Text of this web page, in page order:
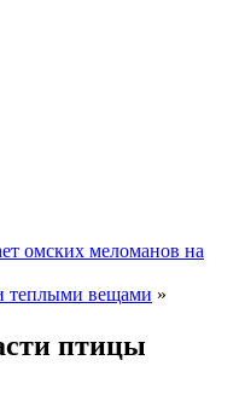
омских меломанов на
теплыми вещами »
птицы